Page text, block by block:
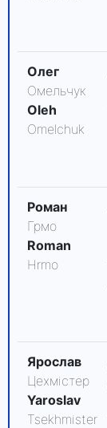
Олег
Омельчук
Oleh
Omelchuk
Роман
Грмо
Roman
Hrmo
Ярослав
Цехмістер
Yaroslav
Tsekhmister